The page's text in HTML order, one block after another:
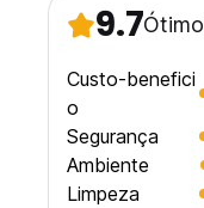
9.7Ótimo
Custo-benefici
o
Segurança
Ambiente
Limpeza